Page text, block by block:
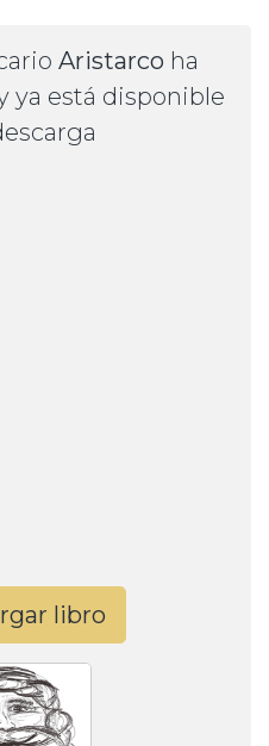
Aristarco ha
ya está disponible
libro